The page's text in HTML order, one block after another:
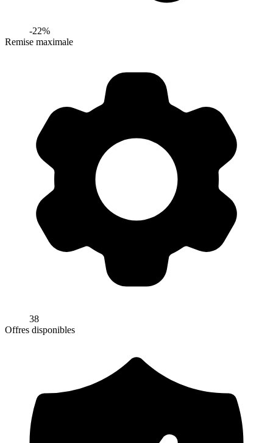
-22%
Remise maximale
38
Offres disponibles